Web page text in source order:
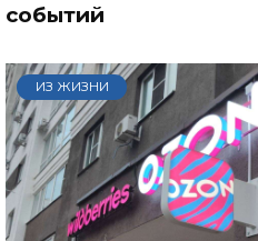
событий
ИЗ ЖИЗНИ